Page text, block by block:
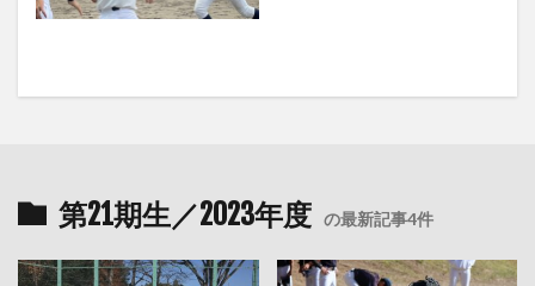
第21期生／2023年度 の最新記事4件